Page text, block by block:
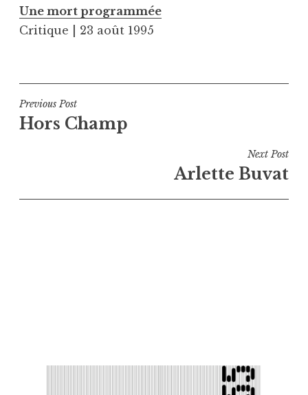
Une mort programmée
Critique | 23 août 1995
Navigation
de
Previous Post
Hors Champ
Next Post
Arlette Buvat